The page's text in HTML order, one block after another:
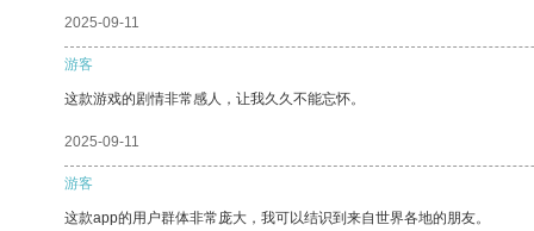
2025-09-11
游客
这款游戏的剧情非常感人，让我久久不能忘怀。
2025-09-11
游客
这款app的用户群体非常庞大，我可以结识到来自世界各地的朋友。